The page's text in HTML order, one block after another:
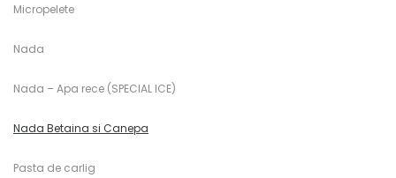
Micropelete
Nada
Nada – Apa rece (SPECIAL ICE)
Nada Betaina si Canepa
Pasta de carlig